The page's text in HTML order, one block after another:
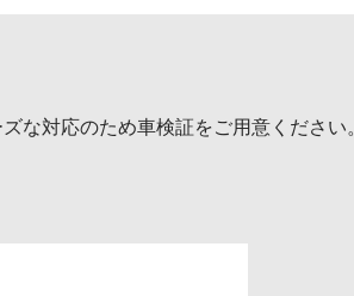
な対応のため車検証をご用意ください